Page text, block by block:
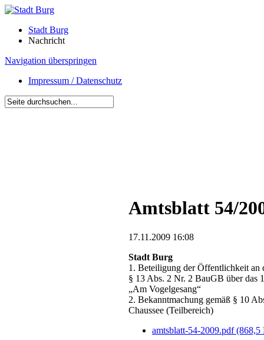
Stadt Burg
Nachricht
Navigation überspringen
Impressum / Datenschutz
Amtsblatt 54/
17.11.2009 16:08
Stadt Burg
1. Beteiligung der Öffentlichkeit an
§ 13 Abs. 2 Nr. 2 BauGB über das
„Am Vogelgesang“
2. Bekanntmachung gemäß § 10
Chaussee (Teilbereich)
amtsblatt-54-2009.pdf(868,5